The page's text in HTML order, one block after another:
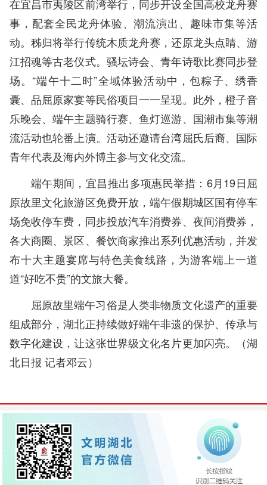
在宜昌市夷陵区前湾举行，同步开设全国高校龙舟赛
事，配套全民龙舟体验、潮流演出、趣味市集等活
动。秭归将举行传统木质龙舟赛，还原龙头点睛、游
江招魂等古老仪式。骚坛诗会、青年诗歌比赛同步登
场。“端午十二时”全域体验活动中，包粽子、绣香
囊、品屈原家宴等民俗项目一一呈现。此外，橙子音
乐晚会、端午主题骑行赛、鱼灯巡游、国潮市集等潮
流活动也轮番上演。活动还邀请台湾屈氏后裔、国际
青年代表及海内外博主参与文化交流。
端午期间，宜昌推出多项惠民举措：6月19日屈
原故里文化旅游区免费开放，端午假期城区国有停车
场免收停车费，同步投放汽车消费券、夜间消费券，
各大商圈、景区、餐饮商家推出系列优惠活动，并发
布十大主题宴席与特色美食线路，为游客端上一道
道“好吃不贵”的文旅大餐。
屈原故里端午习俗是人类非物质文化遗产的重要
组成部分，湖北正持续做好端午非遗的保护、传承与
数字化建设，让这张世界级文化名片更加闪亮。
（湖
北日报 记者邓云）